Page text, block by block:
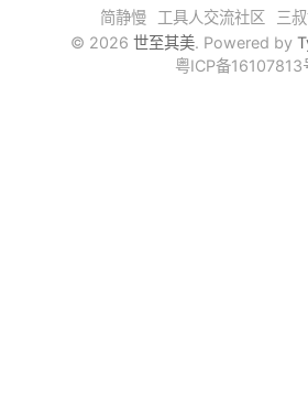
性能之颠
算法之美
简静慢 工具人交流社区 三
© 2026 世至其美. Powered by
粤ICP备16107813